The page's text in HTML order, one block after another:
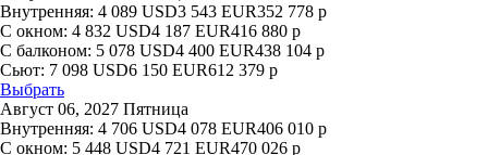
Внутренняя: 4 089 USD3 543 EUR352 778 р
С окном: 4 832 USD4 187 EUR416 880 р
С балконом: 5 078 USD4 400 EUR438 104 р
Сьют: 7 098 USD6 150 EUR612 379 р
Выбрать
Август 06, 2027 Пятница
Внутренняя: 4 706 USD4 078 EUR406 010 р
С окном: 5 448 USD4 721 EUR470 026 р